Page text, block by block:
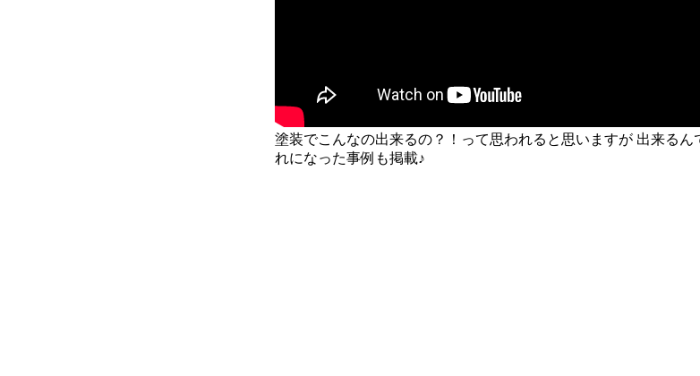
塗装でこんなの出来るの？！って思われると思いますが 出来るん
れになった事例も掲載♪